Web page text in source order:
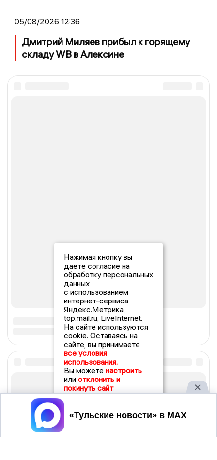
05/08/2026 12:36
Дмитрий Миляев прибыл к горящему
складу WB в Алексине
Нажимая кнопку вы
даете согласие на
обработку персональных
данных
с использованием
интернет-сервиса
Яндекс.Метрика,
top.mail.ru, LiveInternet.
На сайте используются
cookie. Оставаясь на
сайте, вы принимаете
все условия
использования.
Вы можете настроить
или отклонить и
покинуть сайт
Принять